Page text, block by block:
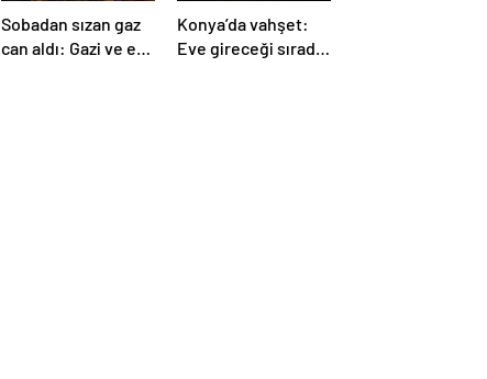
Sobadan sızan gaz
can aldı: Gazi ve eşi
Konya’da vahşet:
Eve gireceği sırada